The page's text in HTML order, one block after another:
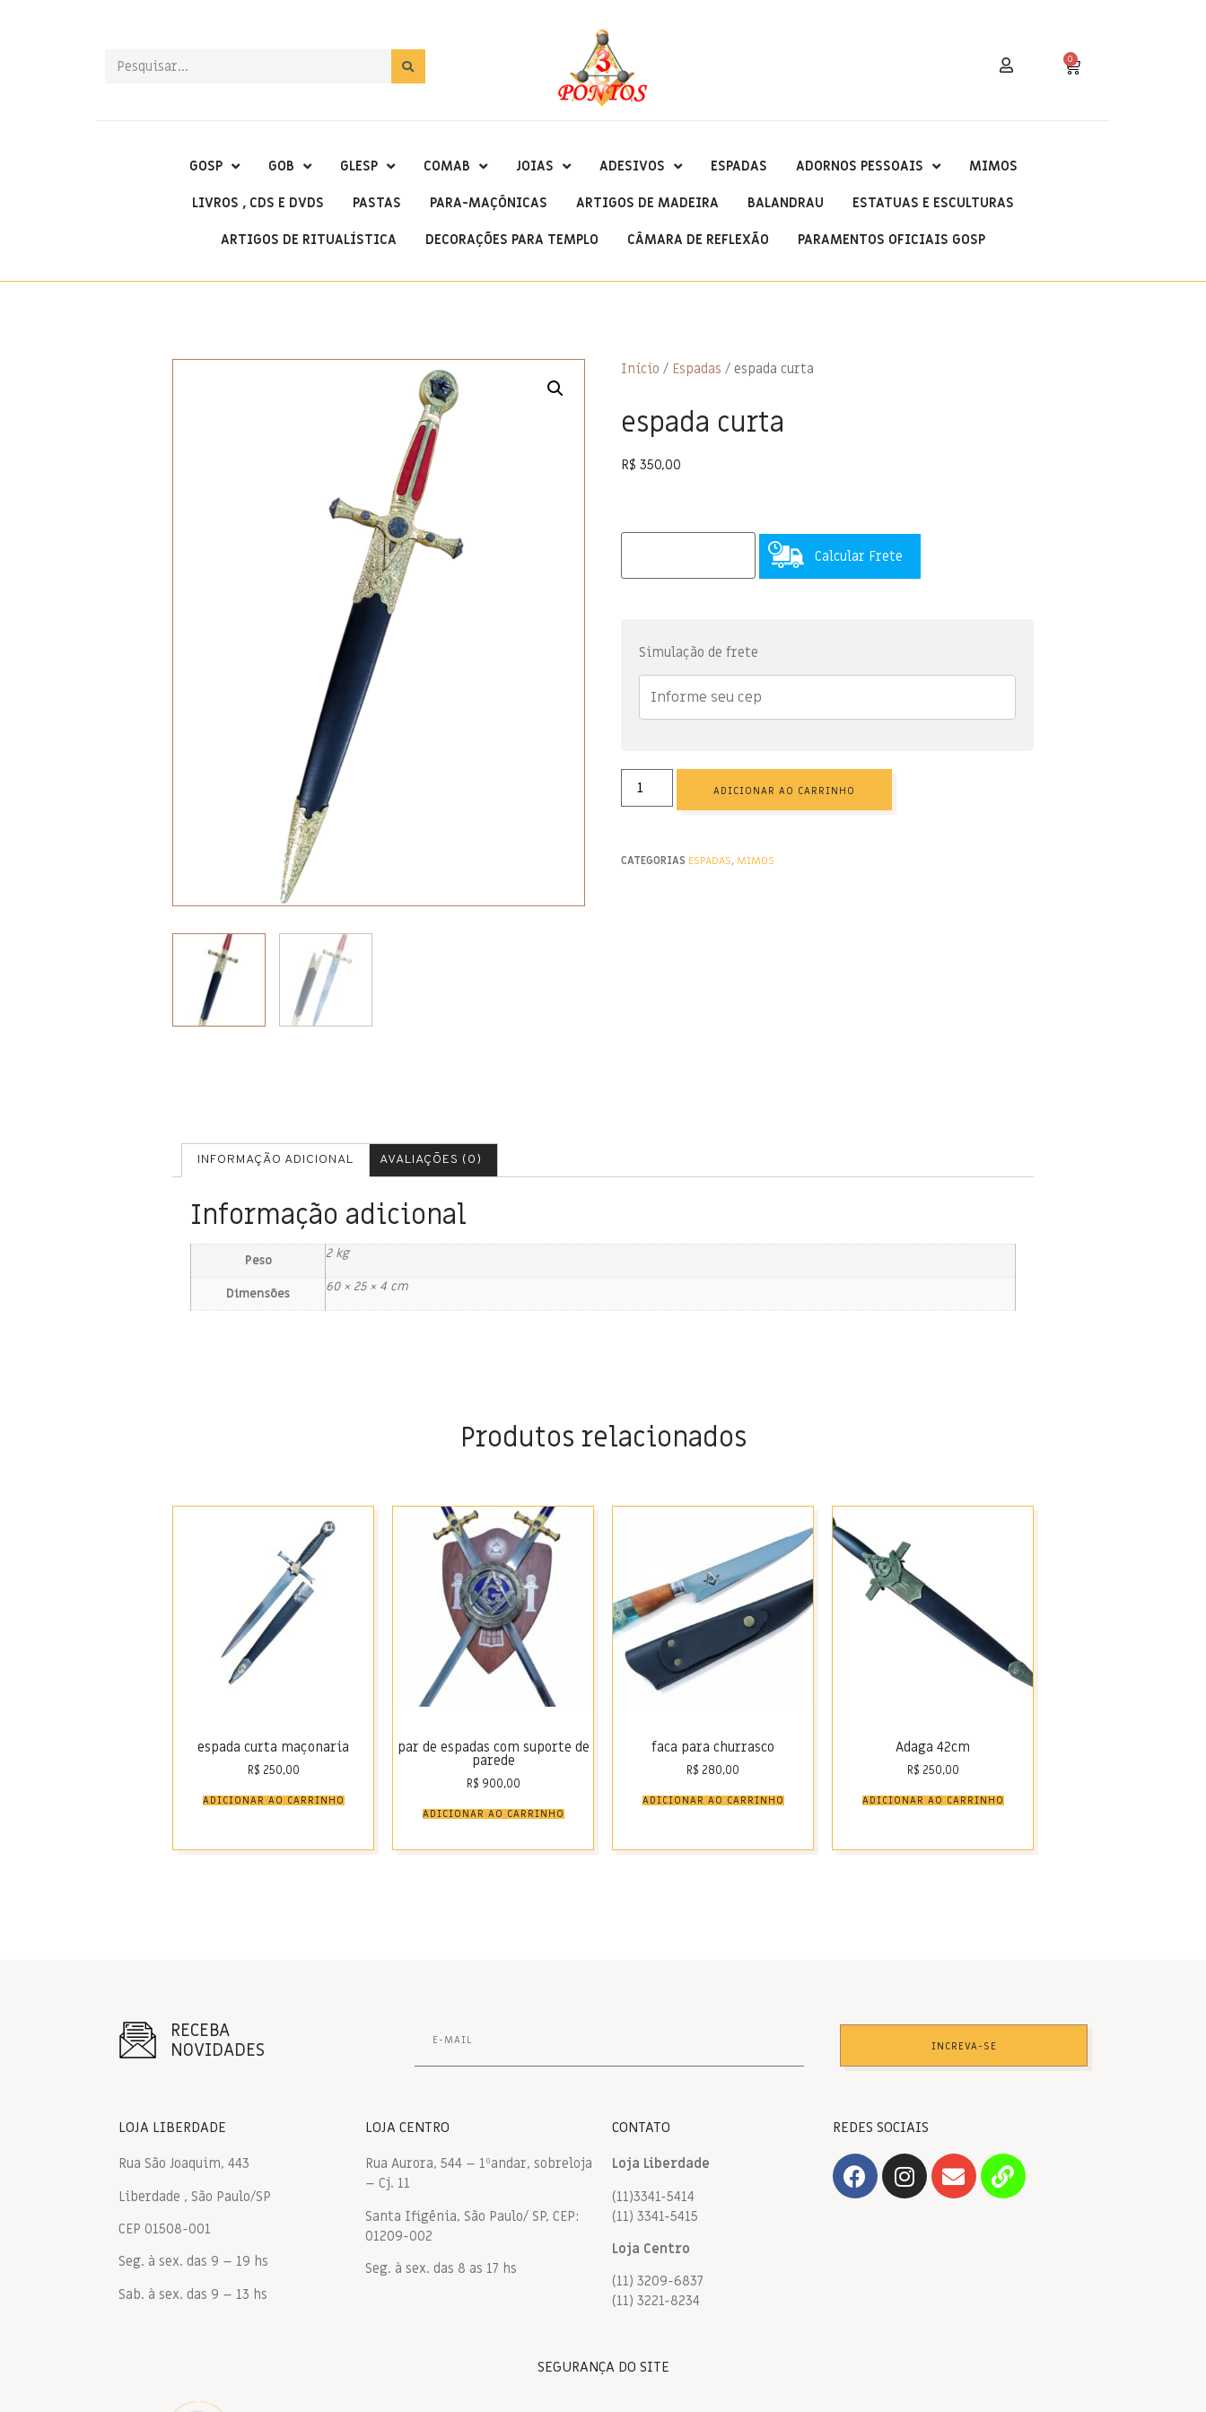
0
GOSP GOB GLESP COMAB JOIAS ADESIVOS ESPADAS ADORNOS PESSOAIS MIMOS
LIVROS , CDS E DVDS PASTAS PARA-MAÇÔNICAS ARTIGOS DE MADEIRA BALANDRAU ESTATUAS E ESCULTURAS
ARTIGOS DE RITUALÍSTICA DECORAÇÕES PARA TEMPLO CÂMARA DE REFLEXÃO PARAMENTOS OFICIAIS GOSP
Início / Espadas / espada curta
espada curta
R$ 350,00
Calcular Frete
Simulação de frete
ADICIONAR AO CARRINHO
CATEGORIAS ESPADAS,MIMOS
INFORMAÇÃO ADICIONAL AVALIAÇÕES (0)
Informação adicional
Peso 2 kg
Dimensões 60 × 25 × 4 cm
Produtos relacionados
espada curta maçonaria
R$ 250,00
ADICIONAR AO CARRINHO
par de espadas com suporte de
parede
R$ 900,00
ADICIONAR AO CARRINHO
faca para churrasco
R$ 280,00
ADICIONAR AO CARRINHO
Adaga 42cm
R$ 250,00
ADICIONAR AO CARRINHO
RECEBA
NOVIDADES
INCREVA-SE
LOJA LIBERDADE
Rua São Joaquim, 443
Liberdade , São Paulo/SP
CEP 01508-001
Seg. à sex. das 9 – 19 hs
Sab. à sex. das 9 – 13 hs
LOJA CENTRO
Rua Aurora, 544 – 1ºandar, sobreloja
– Cj. 11
Santa Ifigênia, São Paulo/ SP, CEP:
01209-002
Seg. à sex. das 8 as 17 hs
CONTATO
Loja Liberdade
(11)3341-5414
(11) 3341-5415
Loja Centro
(11) 3209-6837
(11) 3221-8234
REDES SOCIAIS
SEGURANÇA DO SITE